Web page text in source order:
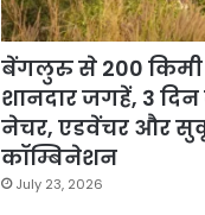
बेंगलुरु से 200 किमी
शानदार जगहें, 3
नेचर, एडवेंचर और
कॉम्बिनेशन
July 23, 2026